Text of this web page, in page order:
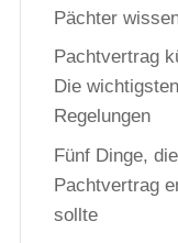
Pächter
Pachtvertrag
Die wichtigsten
Regelungen
Fünf Dinge,
Pachtvertrag
sollte